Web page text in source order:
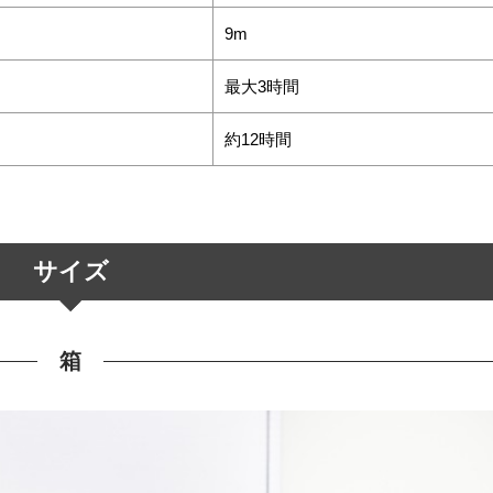
9m
最大3時間
約12時間
サイズ
箱